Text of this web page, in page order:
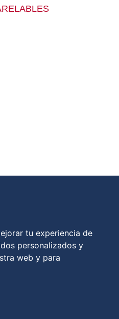
tu experiencia de
personalizados y
web y para
Preferencias de cookies